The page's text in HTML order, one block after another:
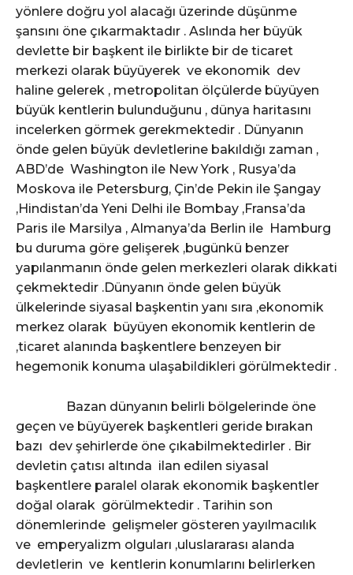
yönlere doğru yol alacağı üzerinde düşünme
şansını öne çıkarmaktadır . Aslında her büyük
devlette bir başkent ile birlikte bir de ticaret
merkezi olarak büyüyerek ve ekonomik dev
haline gelerek , metropolitan ölçülerde büyüyen
büyük kentlerin bulunduğunu , dünya haritasını
incelerken görmek gerekmektedir . Dünyanın
önde gelen büyük devletlerine bakıldığı zaman ,
ABD’de Washington ile New York , Rusya’da
Moskova ile Petersburg, Çin’de Pekin ile Şangay
,Hindistan’da Yeni Delhi ile Bombay ,Fransa’da
Paris ile Marsilya , Almanya’da Berlin ile Hamburg
bu duruma göre gelişerek ,bugünkü benzer
yapılanmanın önde gelen merkezleri olarak dikkati
çekmektedir .Dünyanın önde gelen büyük
ülkelerinde siyasal başkentin yanı sıra ,ekonomik
merkez olarak büyüyen ekonomik kentlerin de
,ticaret alanında başkentlere benzeyen bir
hegemonik konuma ulaşabildikleri görülmektedir .
Bazan dünyanın belirli bölgelerinde öne
geçen ve büyüyerek başkentleri geride bırakan
bazı dev şehirlerde öne çıkabilmektedirler . Bir
devletin çatısı altında ilan edilen siyasal
başkentlere paralel olarak ekonomik başkentler
doğal olarak görülmektedir . Tarihin son
dönemlerinde gelişmeler gösteren yayılmacılık
ve emperyalizm olguları ,uluslararası alanda
devletlerin ve kentlerin konumlarını belirlerken